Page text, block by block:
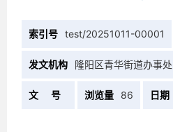
索引号 test/20251011-00001
发文机构 隆阳区青华街道办事处
文 号 浏览量 86 日期